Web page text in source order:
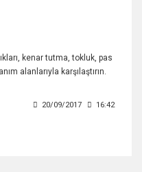
kenar tutma, tokluk, pas
alanlarıyla karşılaştırın.
20/09/2017 16:42